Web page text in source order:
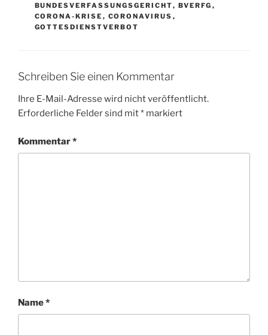
BUNDESVERFASSUNGSGERICHT, BVERFG ,
CORONA-KRISE , CORONAVIRUS ,
GOTTESDIENSTVERBOT
Schreiben Sie einen Kommentar
Ihre E-Mail-Adresse wird nicht veröffentlicht.
Erforderliche Felder sind mit* markiert
Kommentar*
Name*